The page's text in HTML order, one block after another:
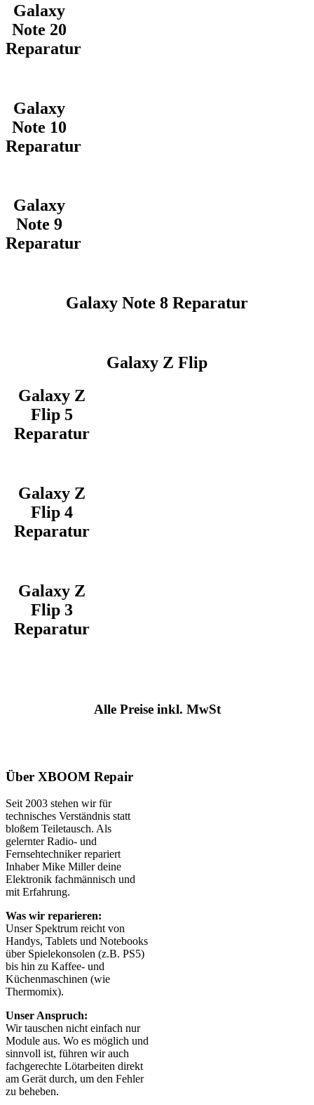
Galaxy
Note 20
Reparatur
Galaxy
Note 10
Reparatur
Galaxy
Note 9
Reparatur
Galaxy Note 8 Reparatur
Galaxy Z Flip
Galaxy Z
Flip 5
Reparatur
Galaxy Z
Flip 4
Reparatur
Galaxy Z
Flip 3
Reparatur
Alle Preise inkl. MwSt
Über XBOOM Repair
Seit 2003 stehen wir für
technisches Verständnis statt
bloßem Teiletausch. Als
gelernter Radio- und
Fernsehtechniker repariert
Inhaber Mike Miller deine
Elektronik fachmännisch und
mit Erfahrung.
Was wir reparieren:
Unser Spektrum reicht von
Handys, Tablets und Notebooks
über Spielekonsolen (z.B. PS5)
bis hin zu Kaffee- und
Küchenmaschinen (wie
Thermomix).
Unser Anspruch:
Wir tauschen nicht einfach nur
Module aus. Wo es möglich und
sinnvoll ist, führen wir auch
fachgerechte Lötarbeiten direkt
am Gerät durch, um den Fehler
zu beheben.